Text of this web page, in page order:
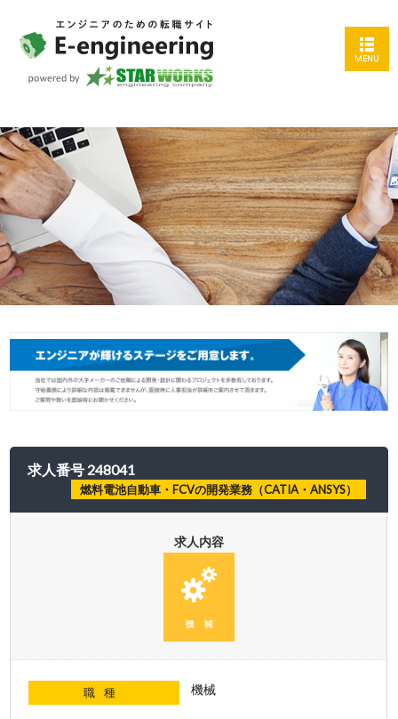
求人番号 248041
燃料電池自動車・FCVの開発業務（CATIA・ANSYS）
求人内容
職種 機械